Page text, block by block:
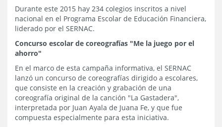
Durante este 2015 hay 234 colegios inscritos a nivel
nacional en el Programa Escolar de Educación Financiera,
liderado por el SERNAC.
Concurso escolar de coreografías "Me la juego por el
ahorro"
En el marco de esta campaña informativa, el SERNAC
lanzó un concurso de coreografías dirigido a escolares,
que consiste en la creación y grabación de una
coreografía original de la canción "La Gastadera",
interpretada por Juan Ayala de Juana Fe, y que fue
compuesta especialmente para esta iniciativa.